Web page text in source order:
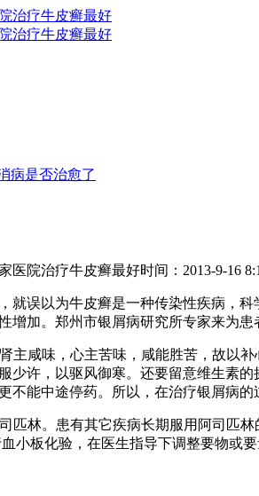
病是否治愈了
医院治疗牛皮癣最好时间：2013-9-16
就误以为牛皮癣是一种传染性疾病，
加。郑州市银屑病研究所专家来为患
咸味，心主苦味，咸能胜苦，故以
少许，以驱风御寒。还要留意维生素
能中途停药。所以，在治疗银屑病
林。患有其它疾病长期服用阿司匹
小板化验，在医生指导下调整要物或